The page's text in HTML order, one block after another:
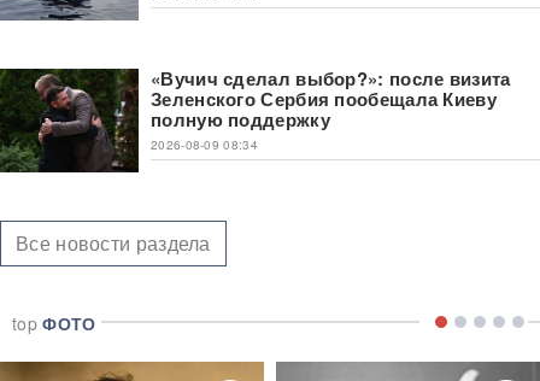
«Вучич сделал выбор?»: после визита
Зеленского Сербия пообещала Киеву
полную поддержку
2026-08-09 08:34
Все новости раздела
topФОТО